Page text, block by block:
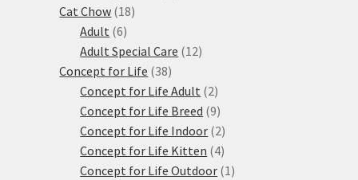
Cat Chow 1818
Adult 66
produktů
Adult Special Care 1212
Concept for Life 3838
produktů
Concept for Life Adult 22
produkty
Concept for Life Breed 99
produktů
Concept for Life Indoor 22
produkty
Concept for Life Kitten 44
produkty
Concept for Life Outdoor 1 1